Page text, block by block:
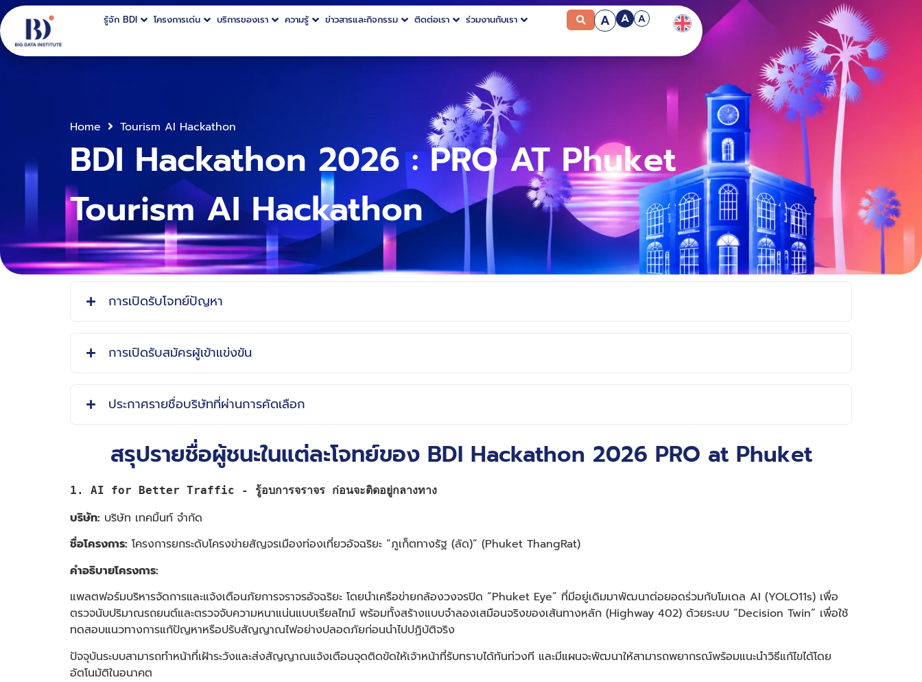
รู้จัก BDI โครงการเด่น บริการของเรา ความรู้ ข่าวสารและกิจกรรม ติดต่อเรา ร่วมงานกับเรา A A A
Home Tourism AI Hackathon
BDI Hackathon 2026 : PRO AT Phuket
Tourism AI Hackathon
การเปิดรับโจทย์ปัญหา
การเปิดรับสมัครผู้เข้าแข่งขัน
ประกาศรายชื่อบริษัทที่ผ่านการคัดเลือก
สรุปรายชื่อผู้ชนะในแต่ละโจทย์ของ BDI Hackathon 2026 PRO at Phuket
1. AI for Better Traffic - รู้อบการจราจร ก่อนจะติดอยู่กลางทาง
บริษัท: บริษัท เทคมิ้นท์ จำกัด
ชื่อโครงการ: โครงการยกระดับโครงข่ายสัญจรเมืองท่องเที่ยวอัจฉริยะ “ภูเก็ตทางรัฐ (ลัด)” (Phuket ThangRat)
คำอธิบายโครงการ:
แพลตฟอร์มบริหารจัดการและแจ้งเตือนภัยการจราจรอัจฉริยะ โดยนำเครือข่ายกล้องวงจรปิด “Phuket Eye” ที่มีอยู่เดิมมาพัฒนาต่อยอดร่วมกับโมเดล AI (YOLO11s) เพื่อ
ตรวจนับปริมาณรถยนต์และตรวจจับความหนาแน่นแบบเรียลไทม์ พร้อมทั้งสร้างแบบจำลองเสมือนจริงของเส้นทางหลัก (Highway 402) ด้วยระบบ “Decision Twin” เพื่อใช้
ทดสอบแนวทางการแก้ปัญหาหรือปรับสัญญาณไฟอย่างปลอดภัยก่อนนำไปปฏิบัติจริง
ปัจจุบันระบบสามารถทำหน้าที่เฝ้าระวังและส่งสัญญาณแจ้งเตือนจุดติดขัดให้เจ้าหน้าที่รับทราบได้ทันท่วงที และมีแผนจะพัฒนาให้สามารถพยากรณ์พร้อมแนะนำวิธีแก้ไขได้โดย
อัตโนมัติในอนาคต